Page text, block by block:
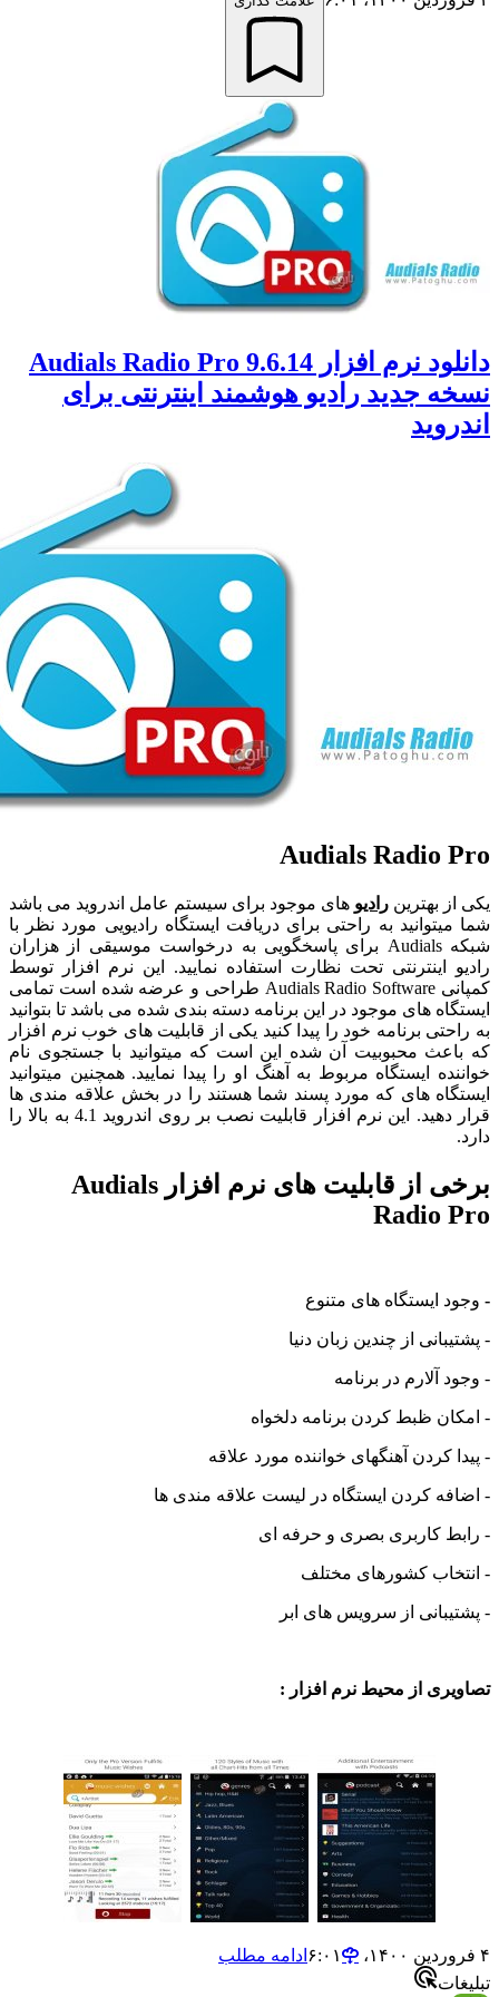
دانلود نرم افزار Audials Radio Pro 9.6.14
جدید رادیو هوشمند اینترنتی برای
Audials Radio
بهترین رادیوهای موجود برای سیستم عامل اندروید می باشد
به راحتی برای دریافت ایستگاه رادیویی مورد نظر با
شبکه Audials برای پاسخگویی به درخواست موسیقی از هزاران
اینترنتی تحت نظارت استفاده نمایید. این نرم افزار توسط
کمپانی Audials Radio Software طراحی و عرضه شده است تمامی
های موجود در این برنامه دسته بندی شده می باشد تا بتوانید
برنامه خود را پیدا کنید یکی از قابلیت های خوب نرم افزار
محبوبیت آن شده این است که میتوانید با جستجوی نام
ایستگاه مربوط به آهنگ او را پیدا نمایید. همچنین میتوانید
های که مورد پسند شما هستند را در بخش علاقه مندی ها
قرار دهید. این نرم افزار قابلیت نصب بر روی اندروید 4.1 به بالا را
برخی از قابلیت های نرم افزار Audials
Radio
ایستگاه های متنوع
از چندین زبان دنیا
در برنامه
ظبط کردن برنامه دلخواه
کردن آهنگهای خواننده مورد علاقه
کردن ایستگاه در لیست علاقه مندی ها
کاربری بصری و حرفه ای
کشورهای مختلف
از سرویس های ابر
از محیط نرم افزار :
ادامه مطلب